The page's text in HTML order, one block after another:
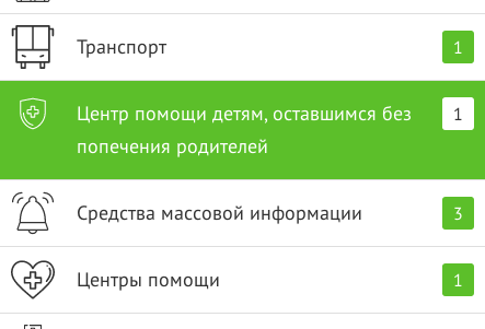
Транспорт 1
Центр помощи детям, оставшимся без
попечения родителей
1
Средства массовой информации 3
Центры помощи 1